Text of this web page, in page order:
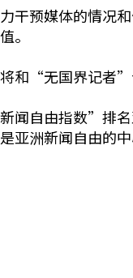
预媒体的情况
。
和“无国界记者”
自由指数”排
洲新闻自由的